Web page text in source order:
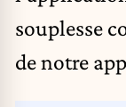
souplesse
de notre